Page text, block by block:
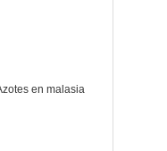
en malasia